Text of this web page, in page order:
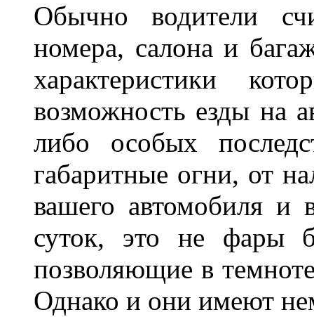
Обычно водители
номера, салона и
характеристики
возможность езды на
либо особых
габаритные огни, от
вашего автомобиля и
суток, это не фары
позволяющие в
Однако и они имеют